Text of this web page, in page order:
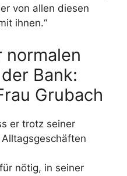
von allen diesen
ihnen.“
normalen
Bank:
Grubach
er trotz seiner
nötig, in seiner